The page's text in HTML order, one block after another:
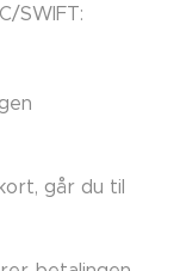
SWIFT:
går du til